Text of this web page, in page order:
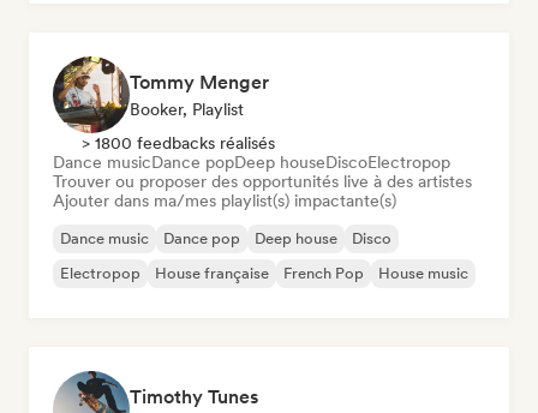
Tommy Menger
Booker, Playlist
> 1800 feedbacks réalisés
Dance musicDance popDeep houseDiscoElectropop
Trouver ou proposer des opportunités live à des artistes
Ajouter dans ma/mes playlist(s) impactante(s)
Dance music Dance pop Deep house
Disco
Electropop
House française French Pop House music
Timothy Tunes